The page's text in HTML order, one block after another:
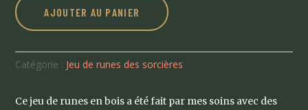
AJOUTER AU PANIER
Catégorie : Jeu de runes des sorcières
Ce jeu de runes en bois a été fait par mes soins avec des